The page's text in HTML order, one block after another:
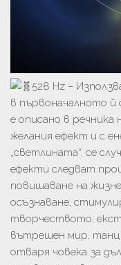
528 Hz –
в първоначалното й
е описано в
желания ефект и с
„светлината“, се
ефекти следват
повишаване на
осъзнаване,
творчеството,
вътрешен мир, танц
отваря човека за